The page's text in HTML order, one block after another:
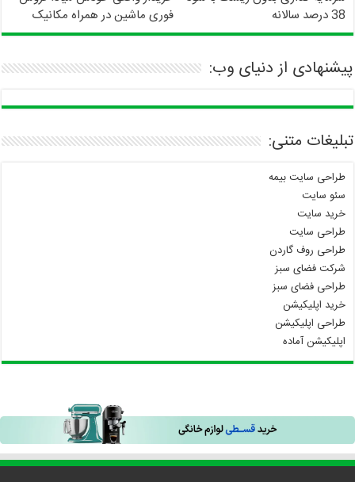
38 درصد سالانه
فوری ماشین در همراه مکانیک
پیشنهادی از دنیای وب:
تبلیغات متنی:
طراحی سایت بیمه
سئو سایت
خرید سایت
طراحی سایت
طراحی روف گاردن
شرکت فضای سبز
طراحی فضای سبز
خرید اپلیکیشن
طراحی اپلیکیشن
اپلیکیشن آماده